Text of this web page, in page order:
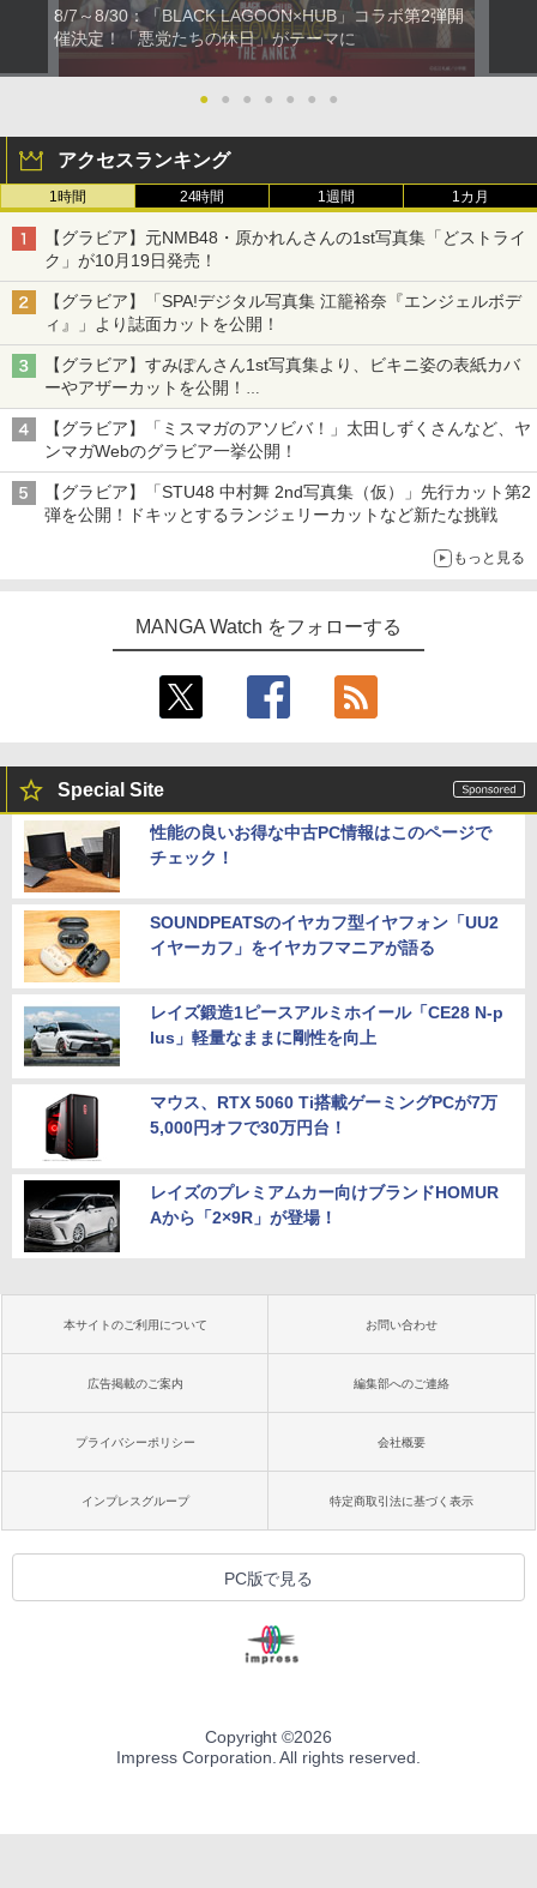
8/7～8/30：「BLACK LAGOON×HUB」コラボ第2弾開
催決定！「悪党たちの休日」がテーマに
● ● ● ● ● ● ●
アクセスランキング
1時間 24時間 1週間 1カ月
【グラビア】元NMB48・原かれんさんの1st写真集「どストライ
ク」が10月19日発売！
【グラビア】「SPA!デジタル写真集 江籠裕奈『エンジェルボデ
ィ』」より誌面カットを公開！
【グラビア】すみぽんさん1st写真集より、ビキニ姿の表紙カバ
ーやアザーカットを公開！
タイトルは「offcourt（オフコート）」に決定
【グラビア】「ミスマガのアソビバ！」太田しずくさんなど、ヤ
ンマガWebのグラビア一挙公開！
【グラビア】「STU48 中村舞 2nd写真集（仮）」先行カット第2
弾を公開！ドキッとするランジェリーカットなど新たな挑戦
もっと見る
MANGA Watch をフォローする
Special Site
性能の良いお得な中古PC情報はこのページで
チェック！
SOUNDPEATSのイヤカフ型イヤフォン「UU2
イヤーカフ」をイヤカフマニアが語る
レイズ鍛造1ピースアルミホイール「CE28 N-p
lus」軽量なままに剛性を向上
マウス、RTX 5060 Ti搭載ゲーミングPCが7万
5,000円オフで30万円台！
レイズのプレミアムカー向けブランドHOMUR
Aから「2×9R」が登場！
本サイトのご利用について お問い合わせ
広告掲載のご案内 編集部へのご連絡
プライバシーポリシー 会社概要
インプレスグループ 特定商取引法に基づく表示
PC版で見る
Copyright ©2026
Impress Corporation. All rights reserved.